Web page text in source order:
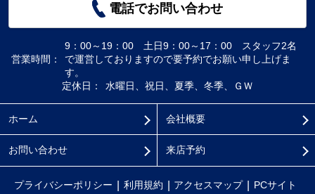
電話でお問い合わせ
営業時間：
9：00～19：00 土日9：00～17：00 スタッフ2名
で運営しておりますので要予約でお願い申し上げま
す。
定休日：
水曜日、祝日、夏季、冬季、ＧＷ
ホーム 会社概要
お問い合わせ 来店予約
プライバシーポリシー 利用規約 アクセスマップ
PCサイト